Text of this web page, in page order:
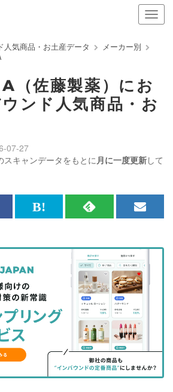
ナ
ビ
ン
の
表
り
る
人気商品・お土産データ
メーカー別
（佐藤製薬）にお
ンド人気商品・お
スキャンデータをもとに月に一度更新して
07-27
は
な
ッ
ク
マ
に
RSS
記
事
を
購
読
す
る
メ
マ
ガ
登
録
す
る